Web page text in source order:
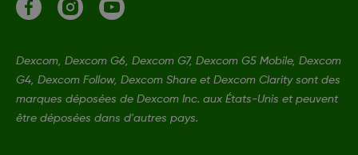
Dexcom, Dexcom G6, Dexcom G7, Dexcom G5 Mobile, Dexcom
G4, Dexcom Follow, Dexcom Share et Dexcom Clarity sont des
marques déposées de Dexcom Inc. aux États-Unis et peuvent
être déposées dans d'autres pays.